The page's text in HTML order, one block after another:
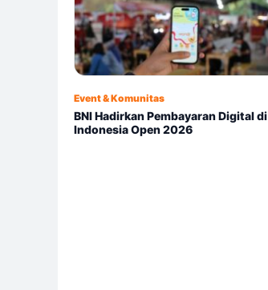
Event & Komunitas
BNI Hadirkan Pembayaran Digital di
Indonesia Open 2026